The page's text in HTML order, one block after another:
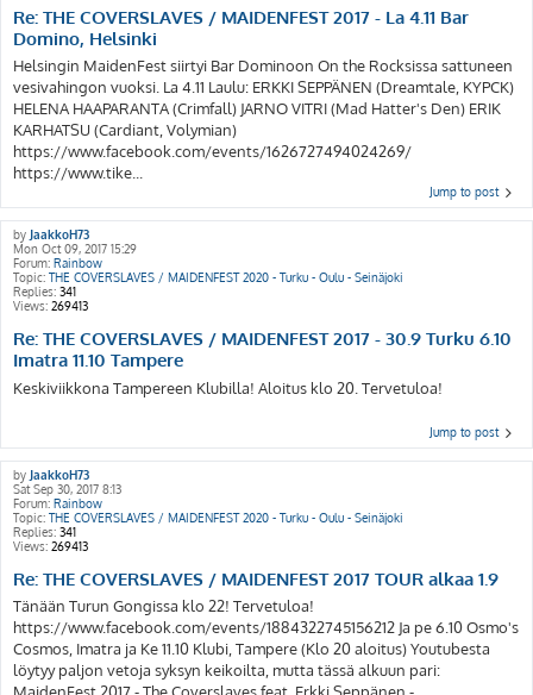
Re: THE COVERSLAVES / MAIDENFEST 2017 - La 4.11 Bar
Domino, Helsinki
Helsingin MaidenFest siirtyi Bar Dominoon On the Rocksissa sattuneen
vesivahingon vuoksi. La 4.11 Laulu: ERKKI SEPPÄNEN (Dreamtale, KYPCK)
HELENA HAAPARANTA (Crimfall) JARNO VITRI (Mad Hatter's Den) ERIK
KARHATSU (Cardiant, Volymian)
https://www.facebook.com/events/1626727494024269/
https://www.tike...
Jump to post
by JaakkoH73
Mon Oct 09, 2017 15:29
Forum: Rainbow
Topic: THE COVERSLAVES / MAIDENFEST 2020 - Turku - Oulu - Seinäjoki
Replies: 341
Views: 269413
Re: THE COVERSLAVES / MAIDENFEST 2017 - 30.9 Turku 6.10
Imatra 11.10 Tampere
Keskiviikkona Tampereen Klubilla! Aloitus klo 20. Tervetuloa!
Jump to post
by JaakkoH73
Sat Sep 30, 2017 8:13
Forum: Rainbow
Topic: THE COVERSLAVES / MAIDENFEST 2020 - Turku - Oulu - Seinäjoki
Replies: 341
Views: 269413
Re: THE COVERSLAVES / MAIDENFEST 2017 TOUR alkaa 1.9
Tänään Turun Gongissa klo 22! Tervetuloa!
https://www.facebook.com/events/1884322745156212 Ja pe 6.10 Osmo's
Cosmos, Imatra ja Ke 11.10 Klubi, Tampere (Klo 20 aloitus) Youtubesta
löytyy paljon vetoja syksyn keikoilta, mutta tässä alkuun pari: